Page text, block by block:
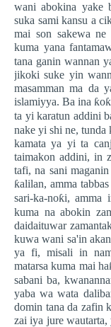
wani abokina yake
suka sami kansu a
mai son sakewa
kuma yana
tana ganin wannan
jikoki suke yin
masamman ma da
islamiyya. Ba ina ƙoƙ
ta yi karatun addini
nake yi shi ne, tunda
kamata ya yi ta
taimakon addini, in
tafi, na sani
ƙalilan, amma
sari-ka-noƙi, amma
kuma na abokin
daidaituwar
kuwa wani sa'in
ya fi, misali in
matarsa kuma mai ha
sabani ba,
yaba wa wata
domin tana da zafin
zai iya jure